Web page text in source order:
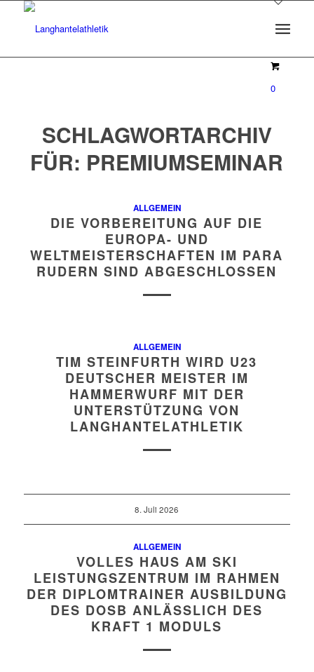
0
SCHLAGWORTARCHIV
FÜR: PREMIUMSEMINAR
ALLGEMEIN
DIE VORBEREITUNG AUF DIE
EUROPA- UND
WELTMEISTERSCHAFTEN IM PARA
RUDERN SIND ABGESCHLOSSEN
ALLGEMEIN
TIM STEINFURTH WIRD U23
DEUTSCHER MEISTER IM
HAMMERWURF MIT DER
UNTERSTÜTZUNG VON
LANGHANTELATHLETIK
8. Juli 2026
ALLGEMEIN
VOLLES HAUS AM SKI
LEISTUNGSZENTRUM IM RAHMEN
DER DIPLOMTRAINER AUSBILDUNG
DES DOSB ANLÄSSLICH DES
KRAFT 1 MODULS